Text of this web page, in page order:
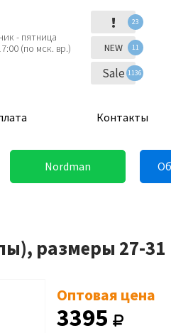
- пятница
(по мск. вр.)
! 23
NEW 11
Sale 1136
Контакты
Nordman
размеры 27-31
Оптовая цена
3395